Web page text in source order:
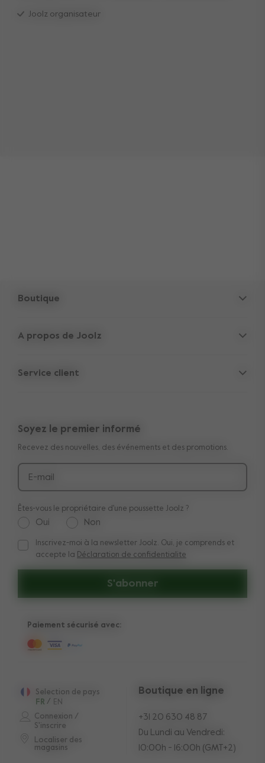
Joolz organisateur
Boutique
Siège-auto
Outlet
A propos de Joolz
Informations sur la société
Acheter le look
Médias et collaborations
Service client
Manuels
Livraison et paiement
Soyez le premier informé
Recevez des nouvelles, des événements et des promotions.
E-mail
S'abonner
Êtes-vous le propriétaire d'une poussette Joolz ?
Oui Non
Inscrivez-moi à la newsletter Joolz. Oui, je comprends et
Inscrivez-moi à la newsletter Joolz. Oui, je comprends et
accepte la Déclaration de confidentialite
Connexion /
S'inscrire
Localiser des
magasins
Selection de pays
EN
/
FR
Boutique en ligne
+31 20 630 48 87
Du Lundi au Vendredi:
10:00h - 16:00h (GMT+2)
Paiement sécurisé avec: